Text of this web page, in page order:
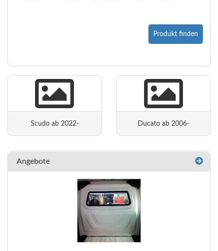
Produkt finden
Scudo ab 2022- Ducato ab 2006-
Angebote